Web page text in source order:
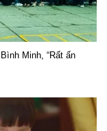
Minh, “Rất ấn